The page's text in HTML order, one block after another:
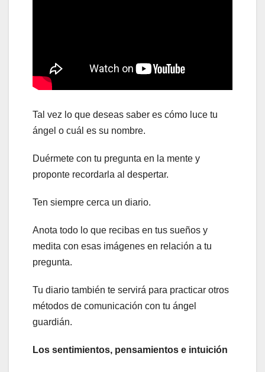
Tal vez lo que deseas saber es cómo luce tu
ángel o cuál es su nombre.
Duérmete con tu pregunta en la mente y
proponte recordarla al despertar.
Ten siempre cerca un diario.
Anota todo lo que recibas en tus sueños y
medita con esas imágenes en relación a tu
pregunta.
Tu diario también te servirá para practicar otros
métodos de comunicación con tu ángel
guardián.
Los sentimientos, pensamientos e intuición